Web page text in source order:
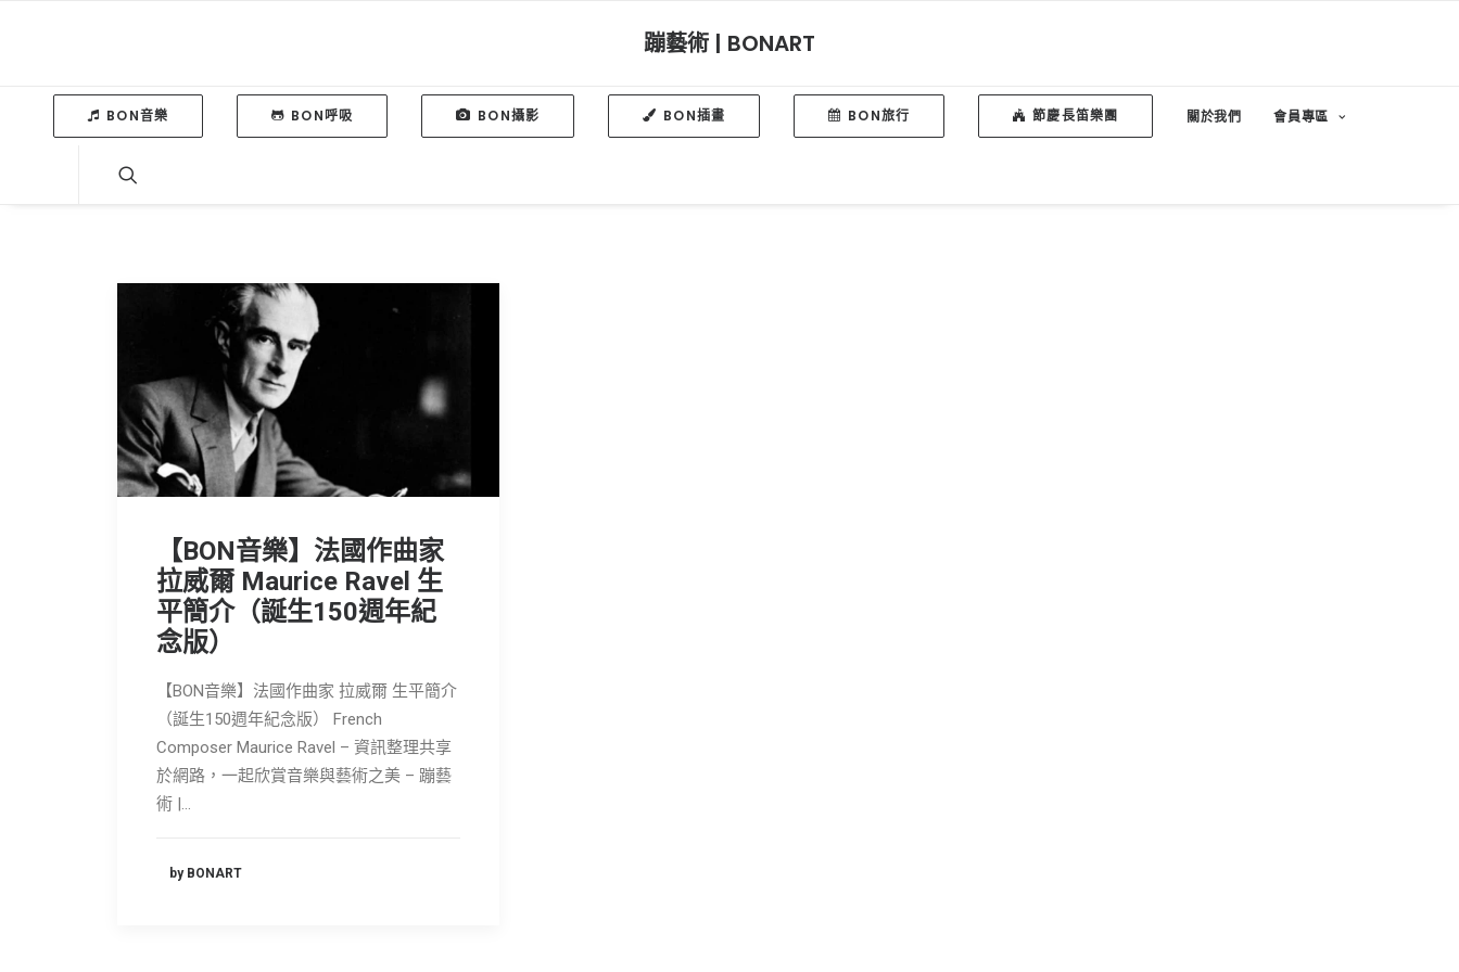
蹦藝術 | BONART
BON音樂 BON呼吸 BON攝影 BON插畫 BON旅行 節慶長笛樂團 關於我們 會員專區
【BON音樂】法國作曲家
拉威爾 Maurice Ravel 生
平簡介（誕生150週年紀
念版）
【BON音樂】法國作曲家 拉威爾 生平簡介
（誕生150週年紀念版） French
Composer Maurice Ravel – 資訊整理共享
於網路，一起欣賞音樂與藝術之美 – 蹦藝
術 |…
by BONART